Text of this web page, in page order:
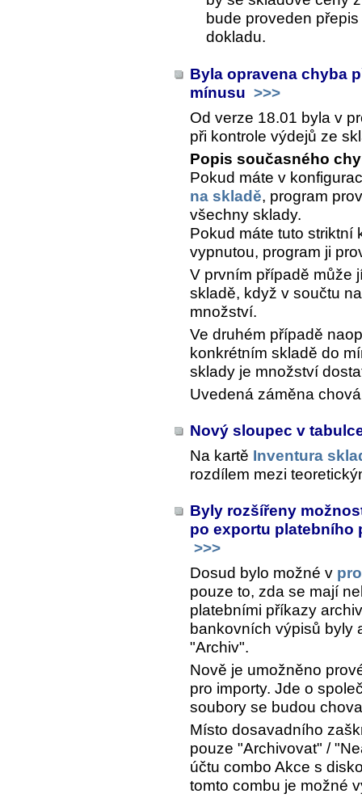
bude proveden
dokladu.
Byla opravena chyba
mínusu >>>
Od verze 18.01 byla v
při kontrole výdejů ze
Popis současného
Pokud máte v
na skladě, program
všechny sklady.
Pokud máte tuto striktní
vypnutou, program ji
V prvním případě může
skladě, když v součtu
množství.
Ve druhém případě
konkrétním skladě do
sklady je množství
Uvedená záměna
Nový sloupec v
Na kartě Inventura
rozdílem mezi
Byly rozšířeny
po exportu platebního
>>>
Dosud bylo možné v
pouze to, zda se mají
platebními příkazy
bankovních výpisů byly
"Archiv".
Nově je umožněno
pro importy. Jde o
soubory se budou
Místo dosavadního
pouze "Archivovat" /
účtu combo Akce s
tomto combu je možné